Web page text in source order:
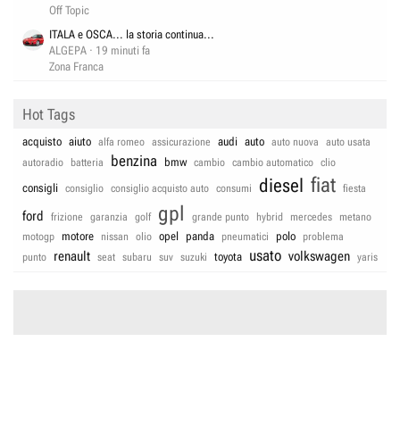
Off Topic
ITALA e OSCA... la storia continua...
ALGEPA
19 minuti fa
Zona Franca
Hot Tags
acquisto aiuto alfa romeo assicurazione audi auto auto nuova
auto usata
autoradio
batteria benzina bmw cambio cambio automatico clio
consigli consiglio consiglio acquisto auto consumi diesel fiat fiesta
ford frizione garanzia golf gpl grande punto hybrid mercedes
metano
motogp
motore nissan olio opel panda pneumatici polo
problema
punto
renault seat subaru suv suzuki toyota usato volkswagen yaris